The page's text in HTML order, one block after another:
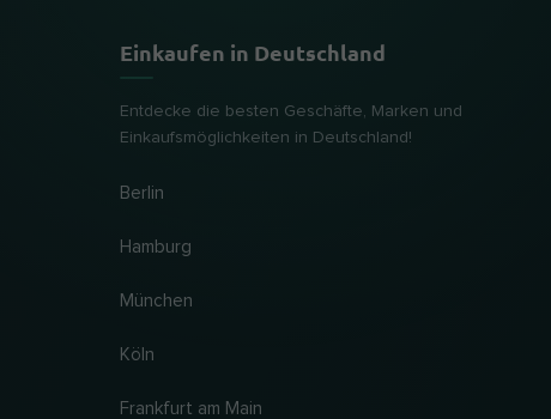
Einkaufen in Deutschland
Entdecke die besten Geschäfte, Marken und
Einkaufsmöglichkeiten in Deutschland!
Berlin
Hamburg
München
Köln
Frankfurt am Main